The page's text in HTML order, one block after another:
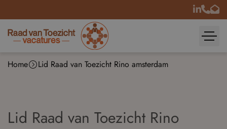
Home Lid Raad van Toezicht Rino amsterdam
Lid Raad van Toezicht Rino